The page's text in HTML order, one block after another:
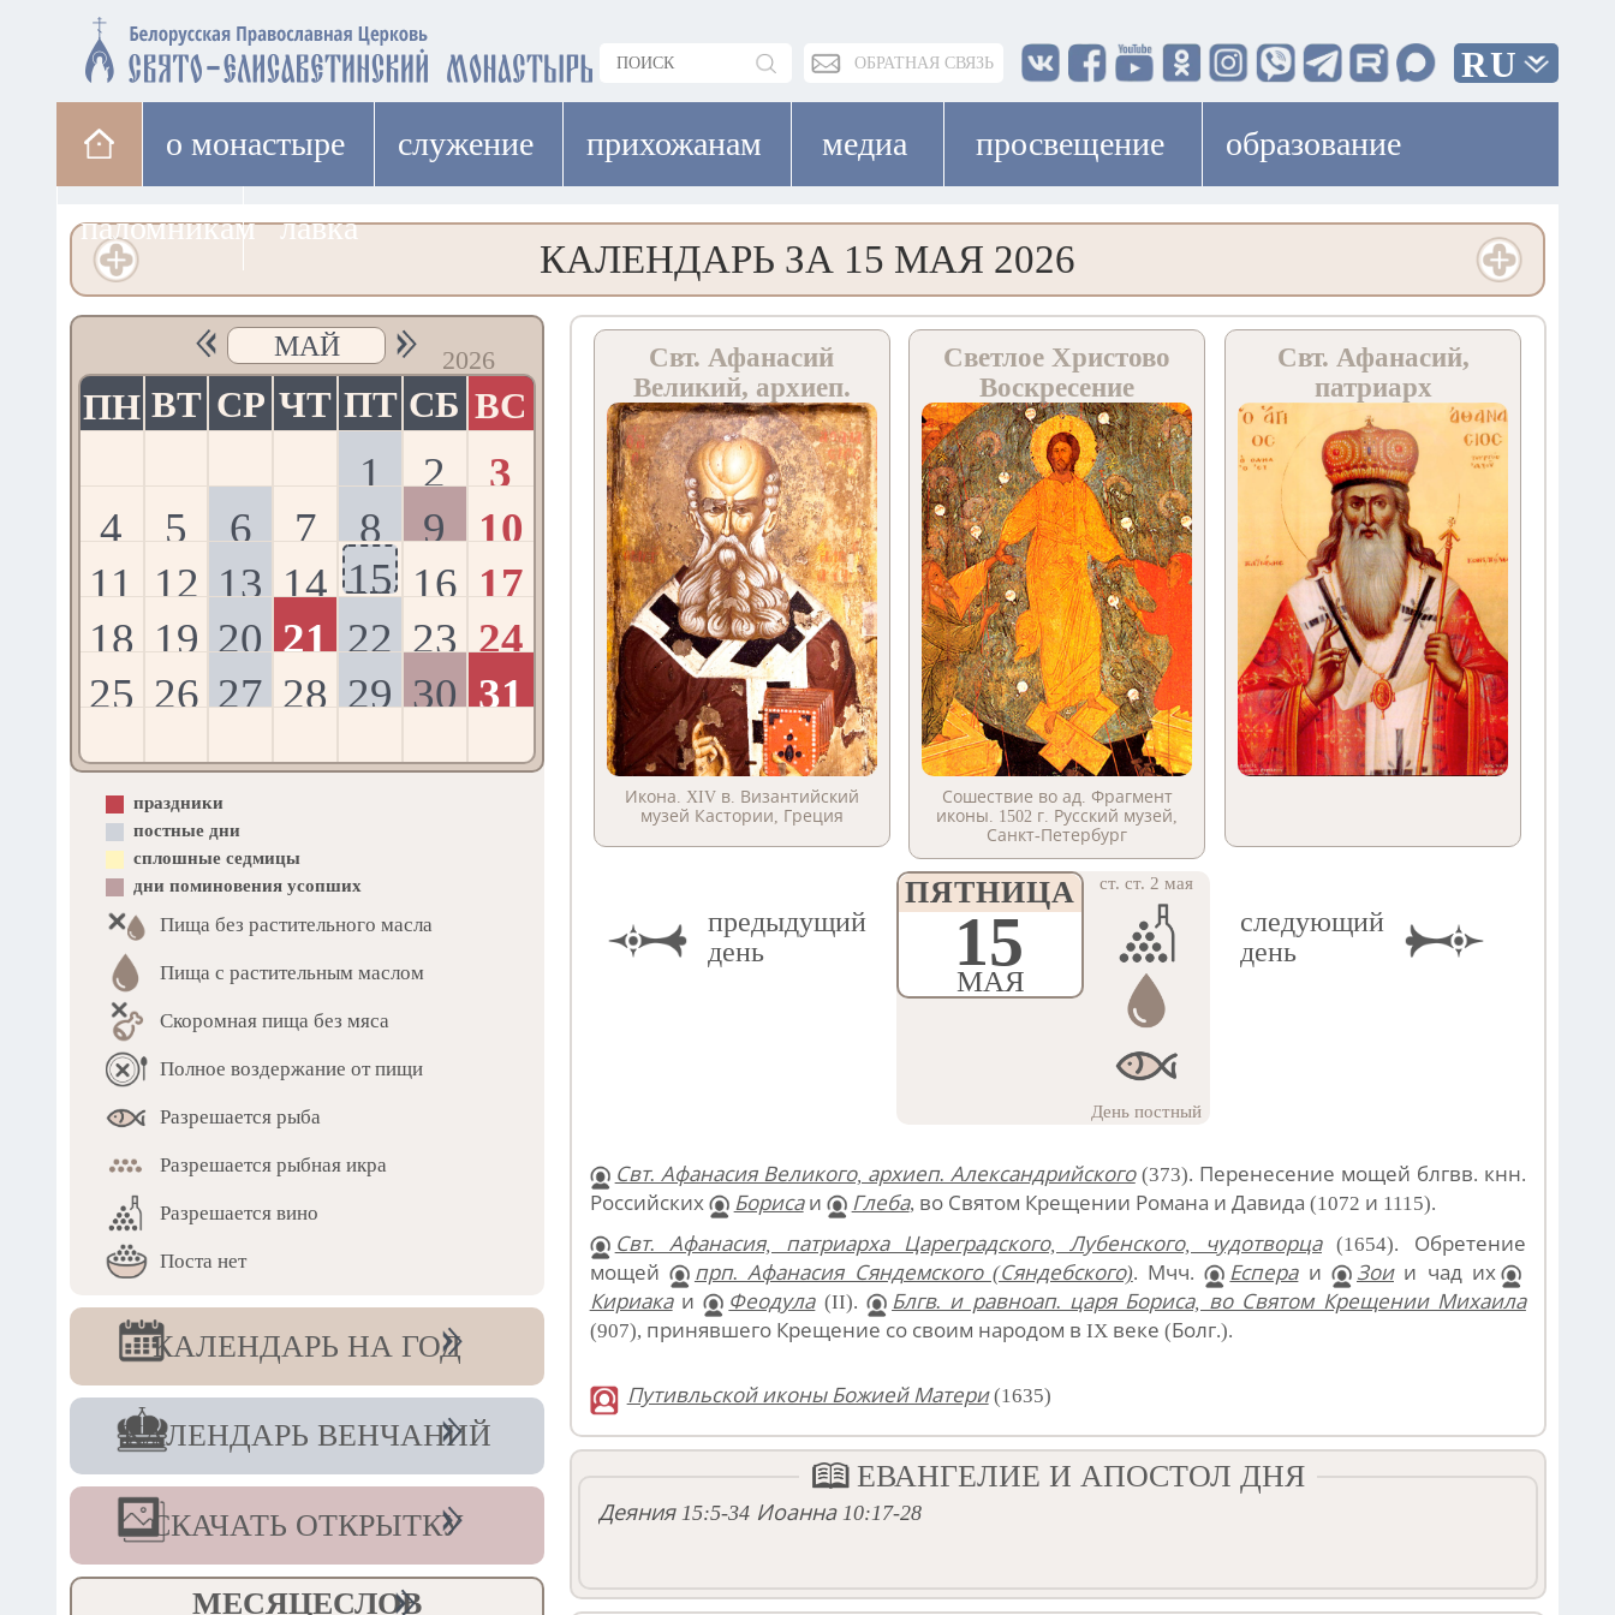
ОБРАТНАЯ СВЯЗЬ RU
о монастыре cлужение прихожанам медиа просвещение образование
паломникам лавка
КАЛЕНДАРЬ ЗА 15 МАЯ 2026
МАЙ 2026
ПН ВТ СР ЧТ ПТ СБ ВС
1 2
3
4
5 6 7 8 9
10
11
12 13 14 15 16 17
18 19 20 21 22 23 24
25 26 27 28 29 30 31
праздники
постные дни
сплошные седмицы
дни поминовения усопших
Пища без растительного масла
Пища с растительным маслом
Скоромная пища без мяса
Полное воздержание от пищи
Разрешается рыба
Разрешается рыбная икра
Разрешается вино
Поста нет
КАЛЕНДАРЬ НА ГОД
КАЛЕНДАРЬ ВЕНЧАНИЙ
СКАЧАТЬ ОТКРЫТКУ
МЕСЯЦЕСЛОВ
Свт. Афанасий
Великий, архиеп.
Александрийский
Икона. XIV в. Византийский
музей Кастории, Греция
Светлое Христово
Воскресение
Сошествие во ад. Фрагмент
иконы. 1502 г. Русский музей,
Санкт-Петербург
Свт. Афанасий,
патриарх
Цареградский,
Лубенский
предыдущий
день
ПЯТНИЦА
15
МАЯ
ст. ст. 2 мая
День постный
следующий
день
Свт. Афанасия Великого, архиеп. Александрийского(373). Перенесение мощей блгвв. кнн.
Российских
Борисаи Глеба, во Святом Крещении Романа и Давида (1072 и 1115).
Свт. Афанасия, патриарха Цареградского, Лубенского, чудотворца(1654). Обретение
мощей
прп. Афанасия Сяндемского (Сяндебского). Мчч. Еспераи Зоии чад их
Кириакаи Феодула(II).
Блгв. и равноап. царя Бориса, во Святом Крещении Михаила
(907), принявшего Крещение со своим народом в IX веке (Болг.).
Путивльской иконы Божией Матери(1635)
ЕВАНГЕЛИЕ И АПОСТОЛ ДНЯ
Деяния 15:5-34 Иоанна 10:17-28